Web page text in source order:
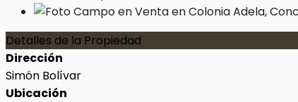
Detalles de la Propiedad
Dirección
Simón Bolívar
Ubicación